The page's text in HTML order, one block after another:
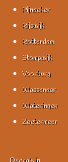
Pijnacker
Rijswijk
Rotterdam
Stompwijk
Voorburg
Wassenaar
Wateringen
Zoetermeer